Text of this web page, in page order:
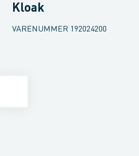
Kloak
VARENUMMER 192024200